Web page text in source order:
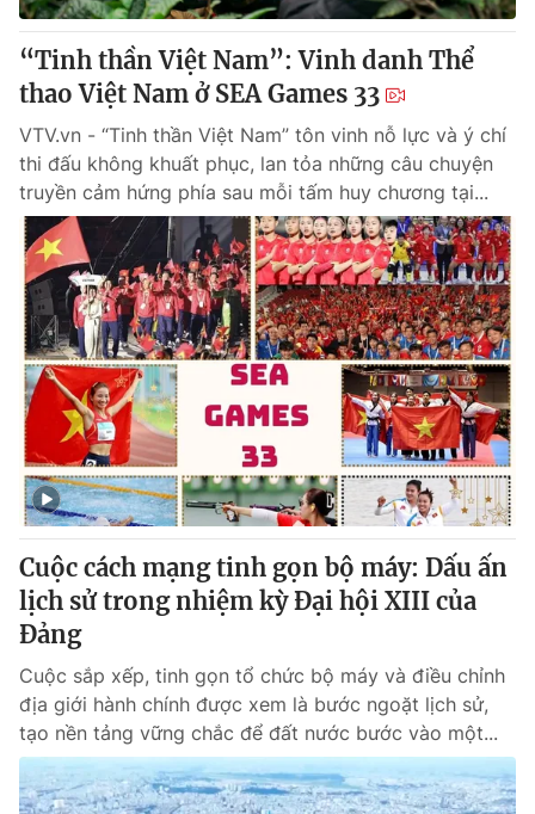
“Tinh thần Việt Nam”: Vinh danh Thể
thao Việt Nam ở SEA Games 33
VTV.vn - “Tinh thần Việt Nam” tôn vinh nỗ lực và ý chí
thi đấu không khuất phục, lan tỏa những câu chuyện
truyền cảm hứng phía sau mỗi tấm huy chương tại...
Cuộc cách mạng tinh gọn bộ máy: Dấu ấn
lịch sử trong nhiệm kỳ Đại hội XIII của
Đảng
Cuộc sắp xếp, tinh gọn tổ chức bộ máy và điều chỉnh
địa giới hành chính được xem là bước ngoặt lịch sử,
tạo nền tảng vững chắc để đất nước bước vào một...